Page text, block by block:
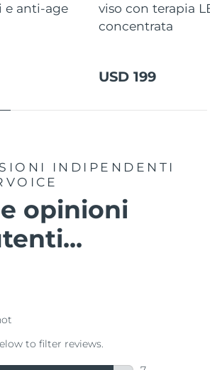
e anti-age
viso con terapia
concentrata
USD 199
INDIPENDENTI
opinioni